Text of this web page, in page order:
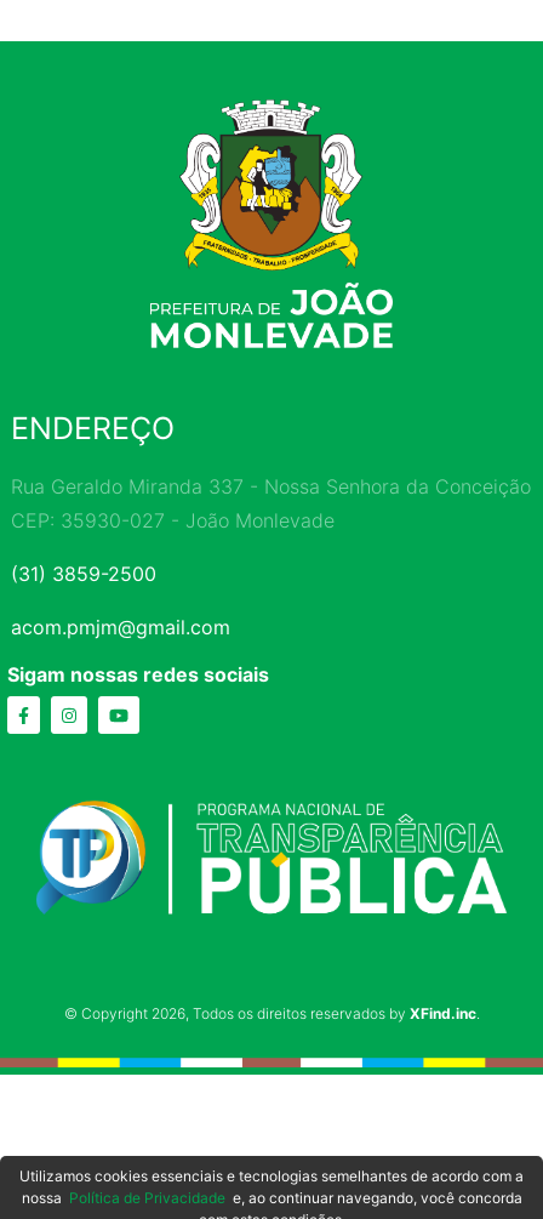
ENDEREÇO
Rua Geraldo Miranda 337 - Nossa Senhora da Conceição
CEP: 35930-027 - João Monlevade
(31) 3859-2500
acom.pmjm@gmail.com
Sigam nossas redes sociais
© Copyright 2026, Todos os direitos reservados by XFind.inc.
Utilizamos cookies essenciais e tecnologias semelhantes de acordo com a
nossa Política de Privacidadee, ao continuar navegando, você concorda